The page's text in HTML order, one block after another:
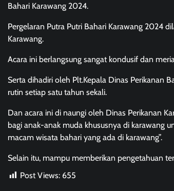
Bahari Karawang 2024.
Pergelaran Putra Putri Bahari Karawang 2024
Karawang.
Acara ini berlangsung sangat kondusif dan
Serta dihadiri oleh Plt.Kepala Dinas Perikanan
rutin setiap satu tahun sekali.
Dan acara ini di naungi oleh Dinas Perikanan
bagi anak-anak muda khususnya di karawang
macam wisata bahari yang ada di karawang”.
Selain itu, mampu memberikan pengetahuan
Post Views: 655